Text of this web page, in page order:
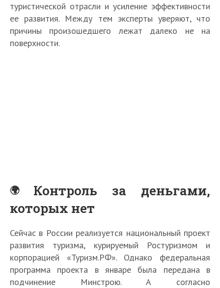
туристической отрасли и усиление эффективности
ее развития. Между тем эксперты уверяют, что
причины произошедшего лежат далеко не на
поверхности.
Контроль за деньгами,
которых нет
Сейчас в России реализуется национальный проект
развития туризма, курируемый Ростуризмом и
корпорацией «Туризм.РФ». Однако федеральная
программа проекта в январе была передана в
подчинение Минстрою. А согласно